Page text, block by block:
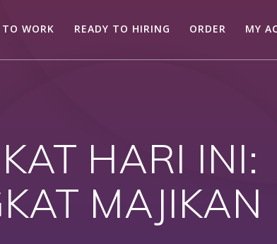
TO WORK READY TO HIRING ORDER MY
HARI INI:
MAJIKAN